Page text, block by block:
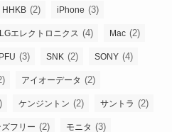
HHKB (2) iPhone (3)
LGエレクトロニクス (4) Mac (2)
PFU (3) SNK (2) SONY (4)
アイオーデータ (2)
ケンジントン (2) サントラ (2)
フリー (2) モニタ (3)